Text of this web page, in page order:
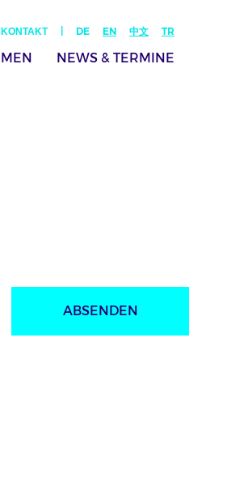
KONTAKT DE EN 中文 TR
NEWS & TERMINE
ABSENDEN